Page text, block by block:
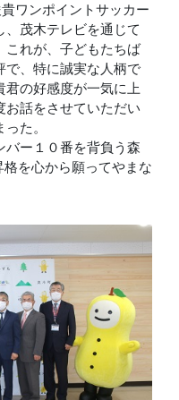
ワンポイントサッカー
茂木テレビを通じて
これが、子どもたちば
で、特に誠実な人柄で
君の好感度が一気に上
お話をさせていただい
た。
ー１０番を背負う森
を心から願ってやまな